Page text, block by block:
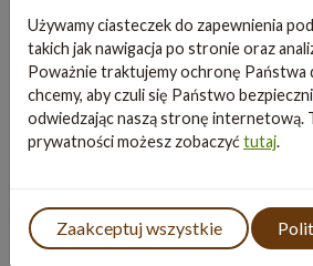
Używamy ciasteczek do zapewnienia
takich jak nawigacja po stronie oraz
Poważnie traktujemy ochronę Państwa
chcemy, aby czuli się Państwo
odwiedzając naszą stronę internetową.
prywatności możesz zobaczyćtutaj.
Zaakceptuj wszystkie
Information